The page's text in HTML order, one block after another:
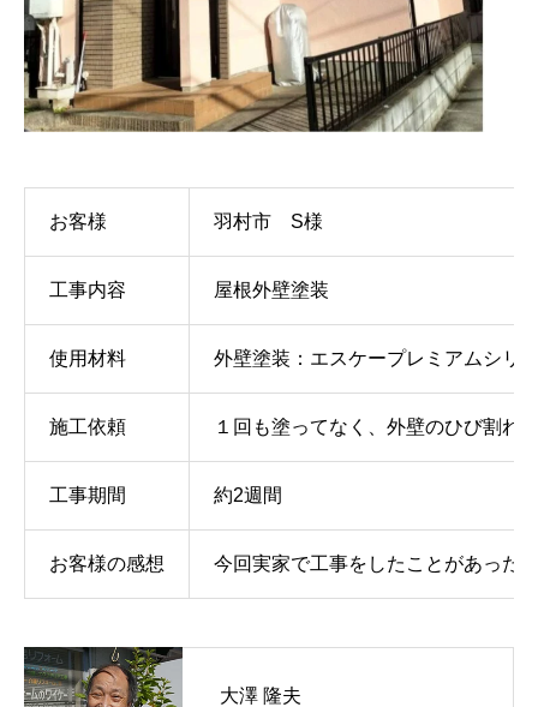
お客様 羽村市 S様
工事内容 屋根外壁塗装
使用材料 外壁塗装：エスケープレミアムシ
施工依頼 １回も塗ってなく、外壁のひび割れ
工事期間 約2週間
お客様の感想 今回実家で工事をしたことがあった
大澤 隆夫